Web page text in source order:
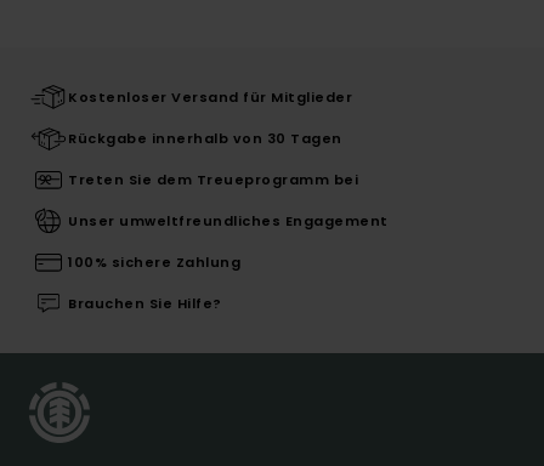
Kostenloser Versand für Mitglieder
Rückgabe innerhalb von 30 Tagen
Treten Sie dem Treueprogramm bei
Unser umweltfreundliches Engagement
100% sichere Zahlung
Brauchen Sie Hilfe?